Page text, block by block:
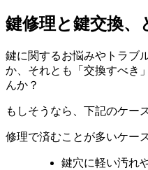
鍵修理と鍵交換、
鍵に関するお悩みやトラブ
か、それとも「交換すべき
んか？
もしそうなら、下記のケー
修理で済むことが多いケー
鍵穴に軽い汚れ